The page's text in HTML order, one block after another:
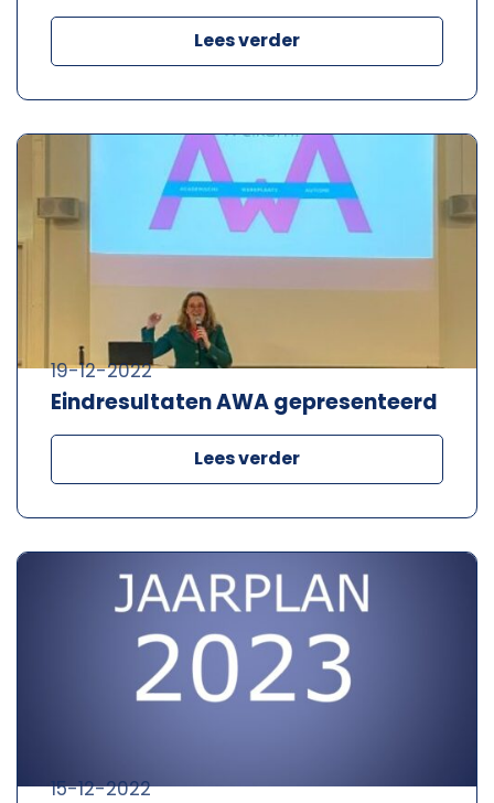
Lees verder
Eindresultaten AWA gepresenteerd
19-12-2022
Lees verder
15-12-2022